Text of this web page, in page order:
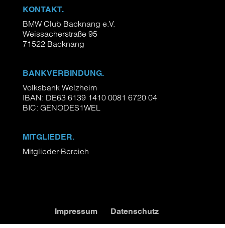
KONTAKT.
BMW Club Backnang e.V.
Weissacherstraße 95
71522 Backnang
BANKVERBINDUNG.
Volksbank Welzheim
IBAN: DE63 6139 1410 0081 6720 04
BIC: GENODES1WEL
MITGLIEDER.
Mitglieder-Bereich
Impressum Datenschutz